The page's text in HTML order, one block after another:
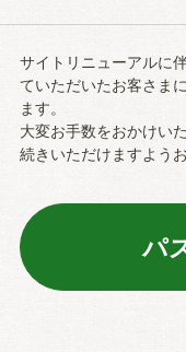
サイトリニューアルに
ていただいたお客さま
ます。
大変お手数をおかけい
続きいただけますよう